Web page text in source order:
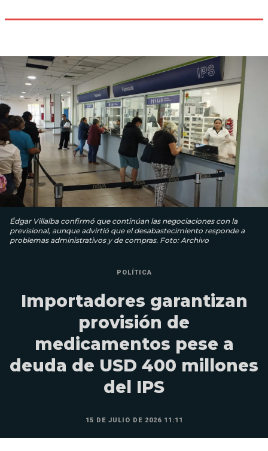
Édgar Villalba confirmó que continúan las negociaciones con la
previsional, aunque advirtió que el desabastecimiento responde a
problemas administrativos y de compras. Foto: Archivo
POLÍTICA
Importadores garantizan
provisión de
medicamentos pese a
deuda de USD 400 millones
del IPS
15 DE JULIO DE 2026 11:11